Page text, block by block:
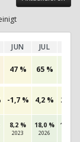
JUN JUL
47 % 65 %
-1,7 % 4,2 % 2,9 %
8,2 %
2023
18,0 %
2026
17,1 %